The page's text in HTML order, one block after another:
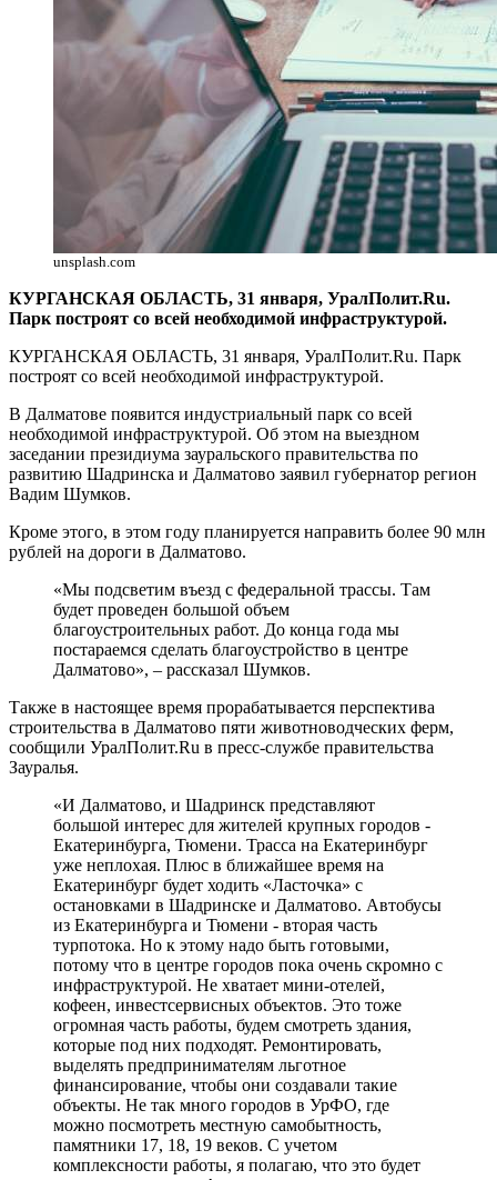
unsplash.com
КУРГАНСКАЯ ОБЛАСТЬ, 31 января, УралПолит.Ru.
Парк построят со всей необходимой инфраструктурой.
КУРГАНСКАЯ ОБЛАСТЬ, 31 января, УралПолит.Ru. Парк
построят со всей необходимой инфраструктурой.
В Далматове появится индустриальный парк со всей
необходимой инфраструктурой. Об этом на выездном
заседании президиума зауральского правительства по
развитию Шадринска и Далматово заявил губернатор регион
Вадим Шумков.
Кроме этого, в этом году планируется направить более 90 млн
рублей на дороги в Далматово.
«Мы подсветим въезд с федеральной трассы. Там
будет проведен большой объем
благоустроительных работ. До конца года мы
постараемся сделать благоустройство в центре
Далматово», – рассказал Шумков.
Также в настоящее время прорабатывается перспектива
строительства в Далматово пяти животноводческих ферм,
сообщили УралПолит.Ru в пресс-службе правительства
Зауралья.
«И Далматово, и Шадринск представляют
большой интерес для жителей крупных городов -
Екатеринбурга, Тюмени. Трасса на Екатеринбург
уже неплохая. Плюс в ближайшее время на
Екатеринбург будет ходить «Ласточка» с
остановками в Шадринске и Далматово. Автобусы
из Екатеринбурга и Тюмени - вторая часть
турпотока. Но к этому надо быть готовыми,
потому что в центре городов пока очень скромно с
инфраструктурой. Не хватает мини-отелей,
кофеен, инвестсервисных объектов. Это тоже
огромная часть работы, будем смотреть здания,
которые под них подходят. Ремонтировать,
выделять предпринимателям льготное
финансирование, чтобы они создавали такие
объекты. Не так много городов в УрФО, где
можно посмотреть местную самобытность,
памятники 17, 18, 19 веков. С учетом
комплексности работы, я полагаю, что это будет